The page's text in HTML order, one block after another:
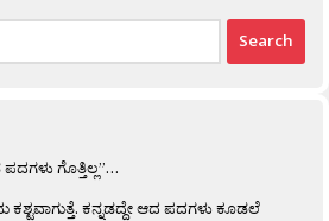
ಗೊತ್ತಿಲ್ಲ”…
ಕನ್ನಡದ್ದೇ ಆದ ಪದಗಳು ಕೂಡಲೆ